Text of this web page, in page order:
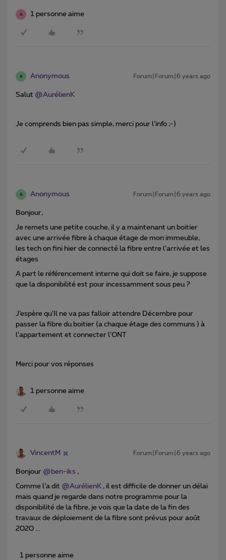
A 1 personne aime
A Anonymous Forum|Forum|6 years ago
Salut @AurélienK
Je comprends bien pas simple, merci pour l’info ;-)
A Anonymous Forum|Forum|6 years ago
Bonjour,
Je remets une petite couche, il y a maintenant un boitier
avec une arrivée fibre à chaque étage de mon immeuble,
les tech on fini hier de connecté la fibre entre l’arrivée et les
étages
A part le référencement interne qui doit se faire, je suppose
que la disponibilité est pour incessamment sous peu ?
J’espère qu’Il ne va pas falloir attendre Décembre pour
passer la fibre du boitier (a chaque étage des communs ) à
l’appartement et connecter l’ONT
Merci pour vos réponses
1 personne aime
VincentM Forum|Forum|6 years ago
Bonjour @ben-iks ,
Comme l’a dit @AurélienK , il est difficile de donner un délai
mais quand je regarde dans notre programme pour la
disponibilité de la fibre, je vois que la date de la fin des
travaux de déploiement de la fibre sont prévus pour août
2020 ...
1 personne aime